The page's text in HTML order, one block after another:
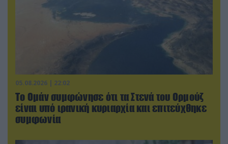
05.08.2026 | 22:02
Το Ομάν συμφώνησε ότι τα Στενά του Ορμούζ
είναι υπό ιρανική κυριαρχία και επιτεύχθηκε
συμφωνία